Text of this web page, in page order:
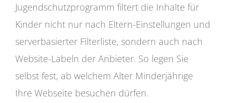
Jugendschutzprogramm filtert die Inhalte für
Kinder nicht nur nach Eltern-Einstellungen und
serverbasierter Filterliste, sondern auch nach
Website-Labeln der Anbieter. So legen Sie
selbst fest, ab welchem Alter Minderjährige
Ihre Webseite besuchen dürfen.